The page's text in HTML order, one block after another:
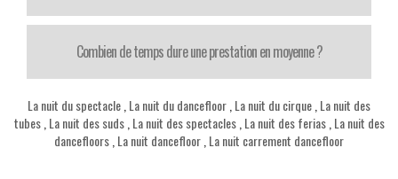
Combien de temps dure une prestation en moyenne ?
La nuit du spectacle La nuit du dancefloor La nuit du cirque La nuit des
tubes, La nuit des suds, La nuit des spectacles, La nuit des ferias, La nuit des
dancefloors La nuit dancefloor La nuit carrement dancefloor